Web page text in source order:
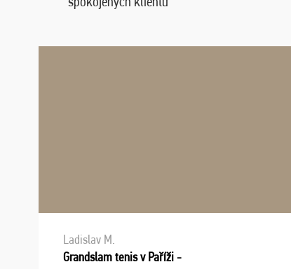
Ladislav M.
Grandslam tenis v Paříži -